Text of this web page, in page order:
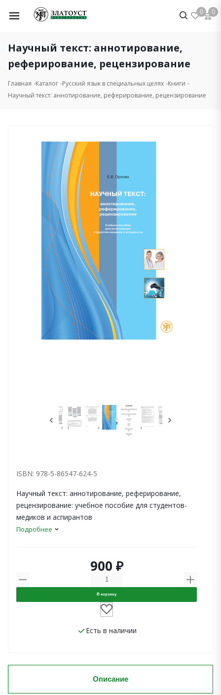
0 0
Научный текст: аннотирование,
реферирование, рецензирование
Главная Каталог Русский язык в специальных целях Книги
Научный текст: аннотирование, реферирование, рецензирование
ISBN: 978-5-86547-624-5
Научный текст: аннотирование, реферирование,
рецензирование: учебное пособие для студентов-
медиков и аспирантов
Подробнее
900 ₽
В корзину
Есть в наличии
Описание